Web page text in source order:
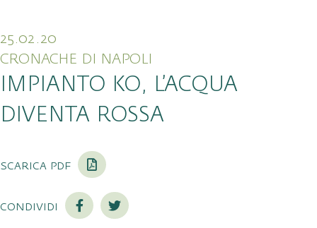
25.02.20
CRONACHE DI NAPOLI
IMPIANTO KO, L’ACQUA
DIVENTA ROSSA
scarica pdf
condividi